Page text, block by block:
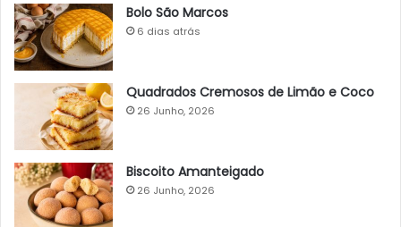
Bolo São Marcos
6 dias atrás
Quadrados Cremosos de Limão e Coco
26 Junho, 2026
Biscoito Amanteigado
26 Junho, 2026